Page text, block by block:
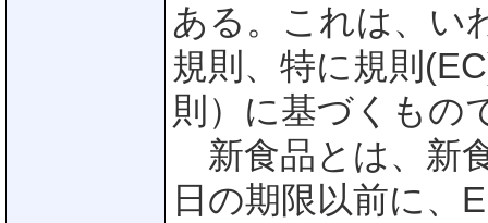
ある。これは、い
規則、特に規則
則）に基づくもの
新食品とは、新
日の期限以前に、